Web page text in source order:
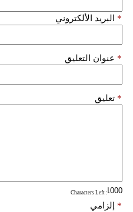
البريد الألكتروني *
عنوان التعليق *
تعليق *
: Characters Left
إلزامي *